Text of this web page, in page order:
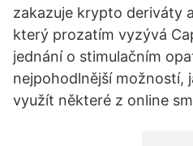
zakazuje krypto deriváty
který prozatím vyzývá
jednání o stimulačním
nejpohodlnější možností,
využít některé z online